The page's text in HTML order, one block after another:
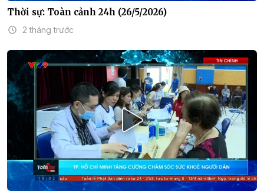
Thời sự: Toàn cảnh 24h (26/5/2026)
2 tháng trước